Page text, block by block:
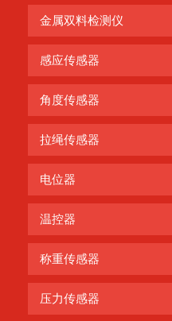
金属双料检测仪
感应传感器
角度传感器
拉绳传感器
电位器
温控器
称重传感器
压力传感器